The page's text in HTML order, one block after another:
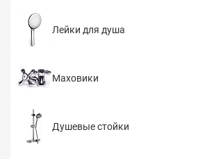
Лейки для душа
Маховики
Душевые стойки